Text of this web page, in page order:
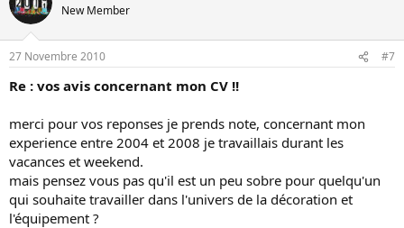
New Member
27 Novembre 2010 #7
Re : vos avis concernant mon CV !!
merci pour vos reponses je prends note, concernant mon
experience entre 2004 et 2008 je travaillais durant les
vacances et weekend.
mais pensez vous pas qu'il est un peu sobre pour quelqu'un
qui souhaite travailler dans l'univers de la décoration et
l'équipement ?